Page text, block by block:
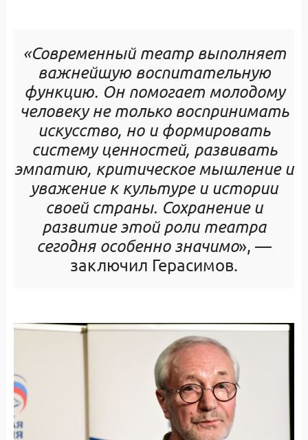
«Современный театр выполняет
важнейшую воспитательную
функцию. Он помогает молодому
человеку не только воспринимать
искусство, но и формировать
систему ценностей, развивать
эмпатию, критическое мышление и
уважение к культуре и истории
своей страны. Сохранение и
развитие этой роли театра
сегодня особенно значимо», —
заключил Герасимов.